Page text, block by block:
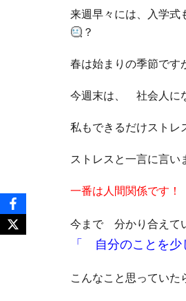
来週早々には、入学
？
春は始まりの季節で
今週末は、 社会人に
私もできるだけスト
ストレスと一言に言
一番は人間関係です
今まで 分かり合えて
「 自分のことを少
こんなこと思ってい